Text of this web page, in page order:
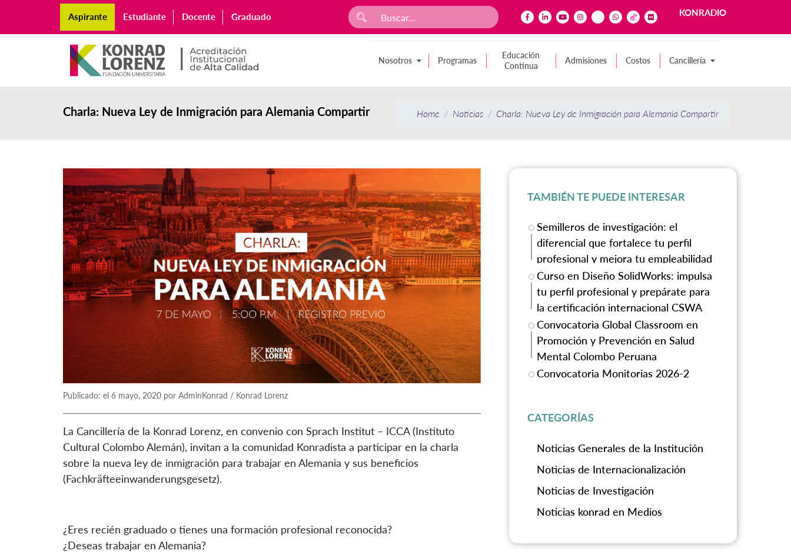
Aspirante Estudiante Docente Graduado KONRADIO
Nosotros Programas
Educación
Continua
Admisiones Costos Cancillería
Charla: Nueva Ley de Inmigración para Alemania Compartir Home Noticias Charla: Nueva Ley de Inmigración para Alemania Compartir
Publicado: el 6 mayo, 2020 por AdminKonrad / Konrad Lorenz
La Cancillería de la Konrad Lorenz, en convenio con Sprach Institut – ICCA (Instituto
Cultural Colombo Alemán), invitan a la comunidad Konradista a participar en la charla
sobre la nueva ley de inmigración para trabajar en Alemania y sus beneficios
(Fachkräfteeinwanderungsgesetz).
¿Eres recién graduado o tienes una formación profesional reconocida?
¿Deseas trabajar en Alemania?
TAMBIÉN TE PUEDE INTERESAR
Semilleros de investigación: el
diferencial que fortalece tu perfil
profesional y mejora tu empleabilidad
Curso en Diseño SolidWorks: impulsa
tu perfil profesional y prepárate para
la certificación internacional CSWA
Convocatoria Global Classroom en
Promoción y Prevención en Salud
Mental Colombo Peruana
Convocatoria Monitorias 2026-2
CATEGORÍAS
Noticias Generales de la Institución
Noticias de Internacionalización
Noticias de Investigación
Noticias konrad en Medios